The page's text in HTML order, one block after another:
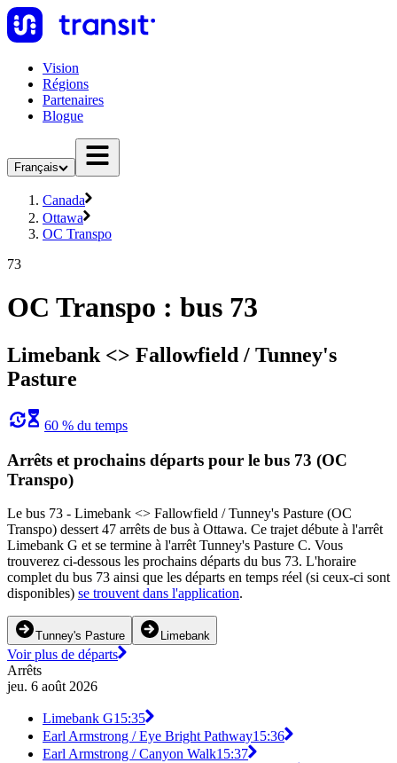
Vision
Régions
Partenaires
Blogue
Français
Canada
Ottawa
OC Transpo
73
OC Transpo : bus 73
Limebank <​> Fallowfield / Tunney's
Pasture
60 % du temps
Arrêts et prochains départs pour le bus 73 (OC
Transpo)
Le bus 73 - Limebank <​> Fallowfield / Tunney's Pasture (OC
Transpo) dessert 47 arrêts de bus à Ottawa. Ce trajet débute à l'arrêt
Limebank G et se termine à l'arrêt Tunney's Pasture C. Vous
trouverez ci-dessous les prochains départs du bus 73. L'horaire
complet du bus 73 ainsi que les départs en temps réel (si ceux-ci sont
disponibles) se trouvent dans l'application.
Tunney's Pasture Limebank
Voir plus de départs
Arrêts
jeu. 6 août 2026
Limebank G15:35
Earl Armstrong / Eye Bright Pathway15:36
Earl Armstrong / Canyon Walk15:37